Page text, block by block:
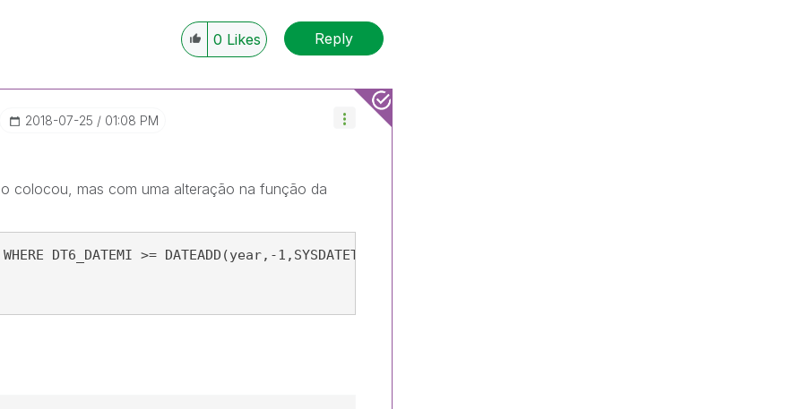
0 Likes Reply
‎2018-07-25 01:08 PM
colocou, mas com uma alteração na função da
DT6_DATEMI >= DATEADD(year,-1,SYSDATETIME())